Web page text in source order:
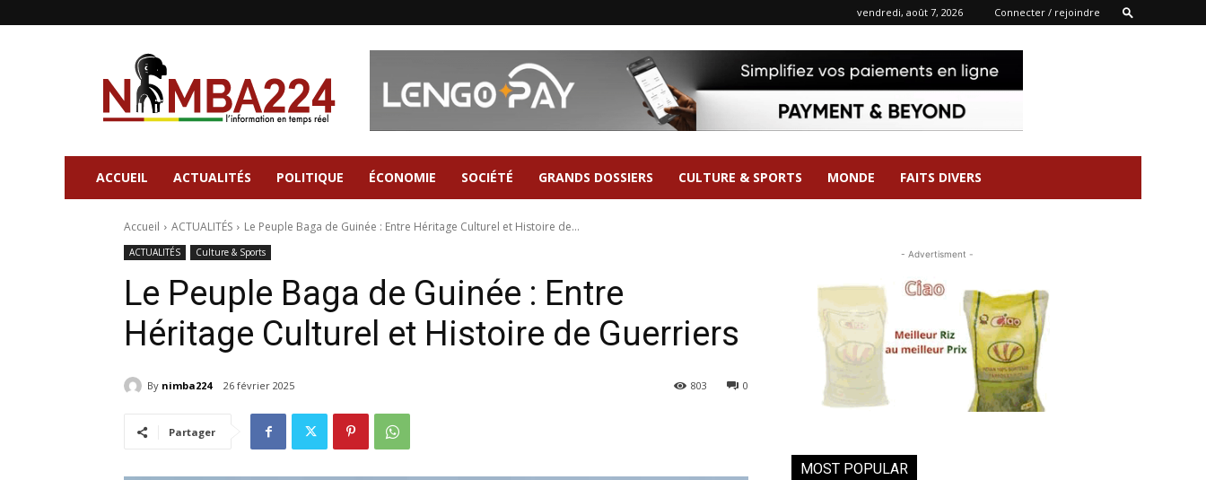
vendredi, août 7, 2026 Connecter / rejoindre
Nimba224
Site
d'information
ACCUEIL ACTUALITÉS POLITIQUE ÉCONOMIE SOCIÉTÉ GRANDS DOSSIERS CULTURE & SPORTS MONDE FAITS DIVERS
Accueil ACTUALITÉS Le Peuple Baga de Guinée : Entre Héritage Culturel et Histoire de...
ACTUALITÉS Culture & Sports
Le Peuple Baga de Guinée : Entre
Héritage Culturel et Histoire de Guerriers
By nimba224 26 février 2025 0
803
Partager
- Advertisment -
MOST POPULAR